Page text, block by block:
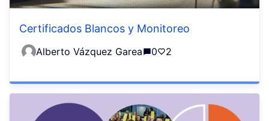
Certificados Blancos y Monitoreo
Alberto Vázquez Garea 0 2